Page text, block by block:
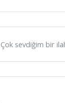
Çok sevdiğim bir